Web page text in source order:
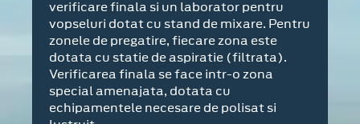
verificare finala si un laborator pentru
vopseluri dotat cu stand de mixare. Pentru
zonele de pregatire, fiecare zona este
dotata cu statie de aspiratie (filtrata).
Verificarea finala se face intr-o zona
special amenajata, dotata cu
echipamentele necesare de polisat si